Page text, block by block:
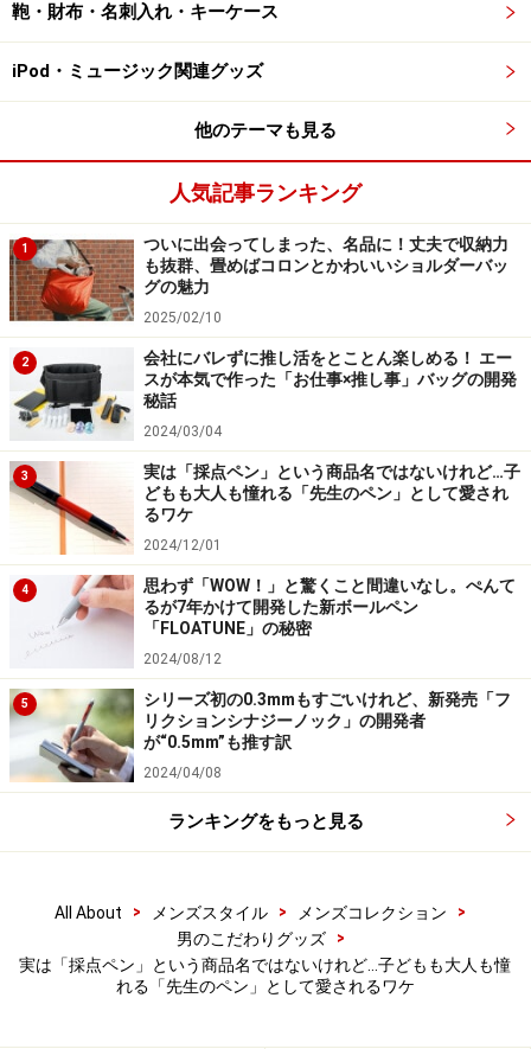
あったのだと思います。やはりマーカーペンのほうが線
が太いし、インクの出がよかった。それに、カートリッ
ジ式で簡単にインクが交換できるというのは、確かに採
プラチナ万年筆といえば、カートリッジ式インクを開発
したメーカーですから、そのあたりのノウハウも他社に
先行していたということもあったのでしょう。
しかもうれしいのは、そのカートリッジの規格自体は現
在も変わらず、万年筆用も採点ペン用も、プレピー用も
同じものが使えるということ。もちろん、それぞれのペ
ン先に合わせて、トラブルが起きにくいように作られて
いるので、それぞれの専用インクを使うことが推奨され
ています。
ただ、ユーザーの間では、筆者を含め、お気に入りの万
年筆用カートリッジを「採点ペン」や「プレピー マーキ
ングペン」などに入れて使うことも多いようです。イン
ク詰まりを起こしても、ペン先が替えられるのが魅力。
もちろん、メーカー保証外ですから、自己責任です。
1970年代の交換用チップのパッケージ。当時は「ティップ」
と表記していた。発売当初から、チップ（ペン先）を交換で
実は、プラチナ万年筆側も、採点ペンとしての使われ方
いのだといいます。
「いまだに、“採点ペン”として愛されている理由という
鞄・財布・名刺入れ・キーケース
iPod・ミュージック関連グッズ
他のテーマも見る
人気記事ランキング
1
ついに出会ってしまった、名品に！丈夫で収納力
も抜群、畳めばコロンとかわいいショルダーバッ
グの魅力
2025/02/10
2
会社にバレずに推し活をとことん楽しめる！ エー
スが本気で作った「お仕事×推し事」バッグの開発
秘話
2024/03/04
3
実は「採点ペン」という商品名ではないけれど…子
どもも大人も憧れる「先生のペン」として愛され
るワケ
2024/12/01
4
思わず「WOW！」と驚くこと間違いなし。ぺんて
るが7年かけて開発した新ボールペン
「FLOATUNE」の秘密
2024/08/12
5
シリーズ初の0.3mmもすごいけれど、新発売「フ
リクションシナジーノック」の開発者
が“0.5mm”も推す訳
2024/04/08
ランキングをもっと見る
All About > メンズスタイル > メンズコレクション
>
男のこだわりグッズ
>
実は「採点ペン」という商品名ではないけれど…子どもも大人も憧
れる「先生のペン」として愛されるワケ